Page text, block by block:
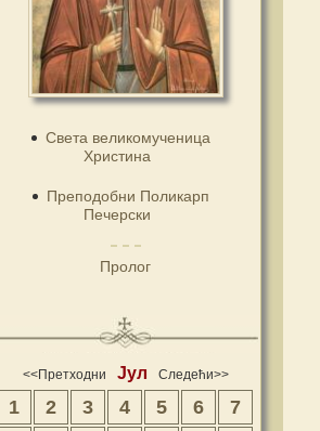
Света великомученица
Христина
Преподобни Поликарп
Печерски
Пролог
<<Претходни Јул Следећи>>
1 2 3 4 5 6
7